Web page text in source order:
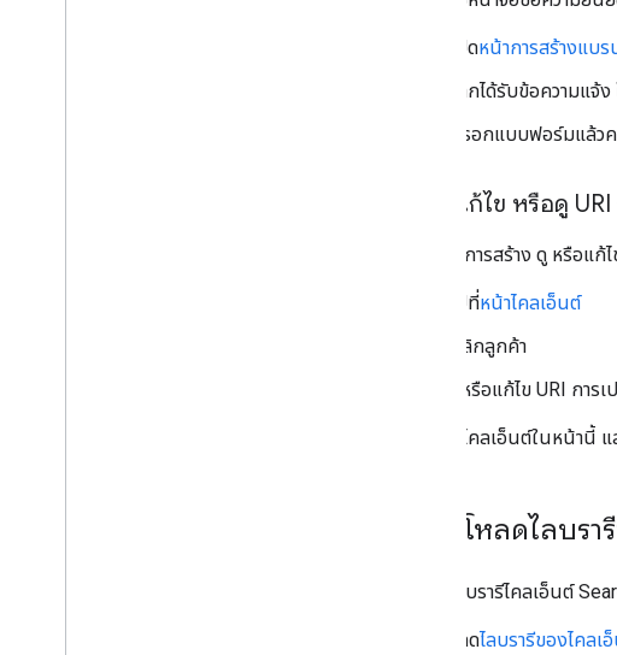
เปิดหน้าการสร้างแบ
หากได้รับข้อความแจ้
กรอกแบบฟอร์มแล้ว
สร้าง แก้ไข หรือดู
หากต้องการสร้าง ดู หรือแ
ไปที่หน้าไคลเอ็นต์
คลิกลูกค้า
ดูหรือแก้ไข URI การ
หากไม่มีไคลเอ็นต์ในหน้านี้
ดาวน์โหลดไลบร
การใช้ไลบรารีไคลเอ็นต์
ดาวน์โหลดไลบรารีของไคล